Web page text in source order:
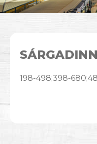
198-498;398-